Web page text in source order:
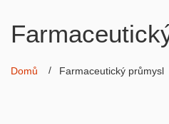
Domů Farmaceutický průmysl